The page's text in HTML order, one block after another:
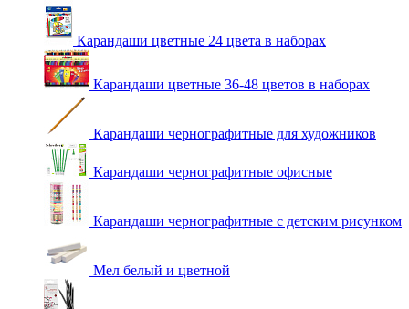
Карандаши цветные 24 цвета в наборах
Карандаши цветные 36-48 цветов в наборах
Карандаши чернографитные для художников
Карандаши чернографитные офисные
Карандаши чернографитные с детским рисунком
Мел белый и цветной